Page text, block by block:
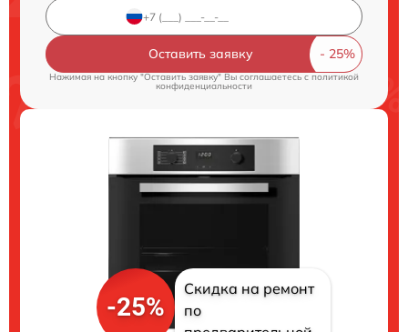
Оставить заявку
Нажимая на кнопку "Оставить заявку" Вы соглашаетесь cполитикой
конфиденциальности
-25%
Скидка на ремонт
по